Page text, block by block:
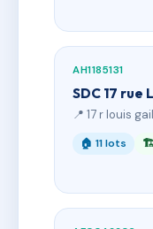
AH1185131
SDC 17 rue
📍 17 r louis
🏠 11 lots 🏗